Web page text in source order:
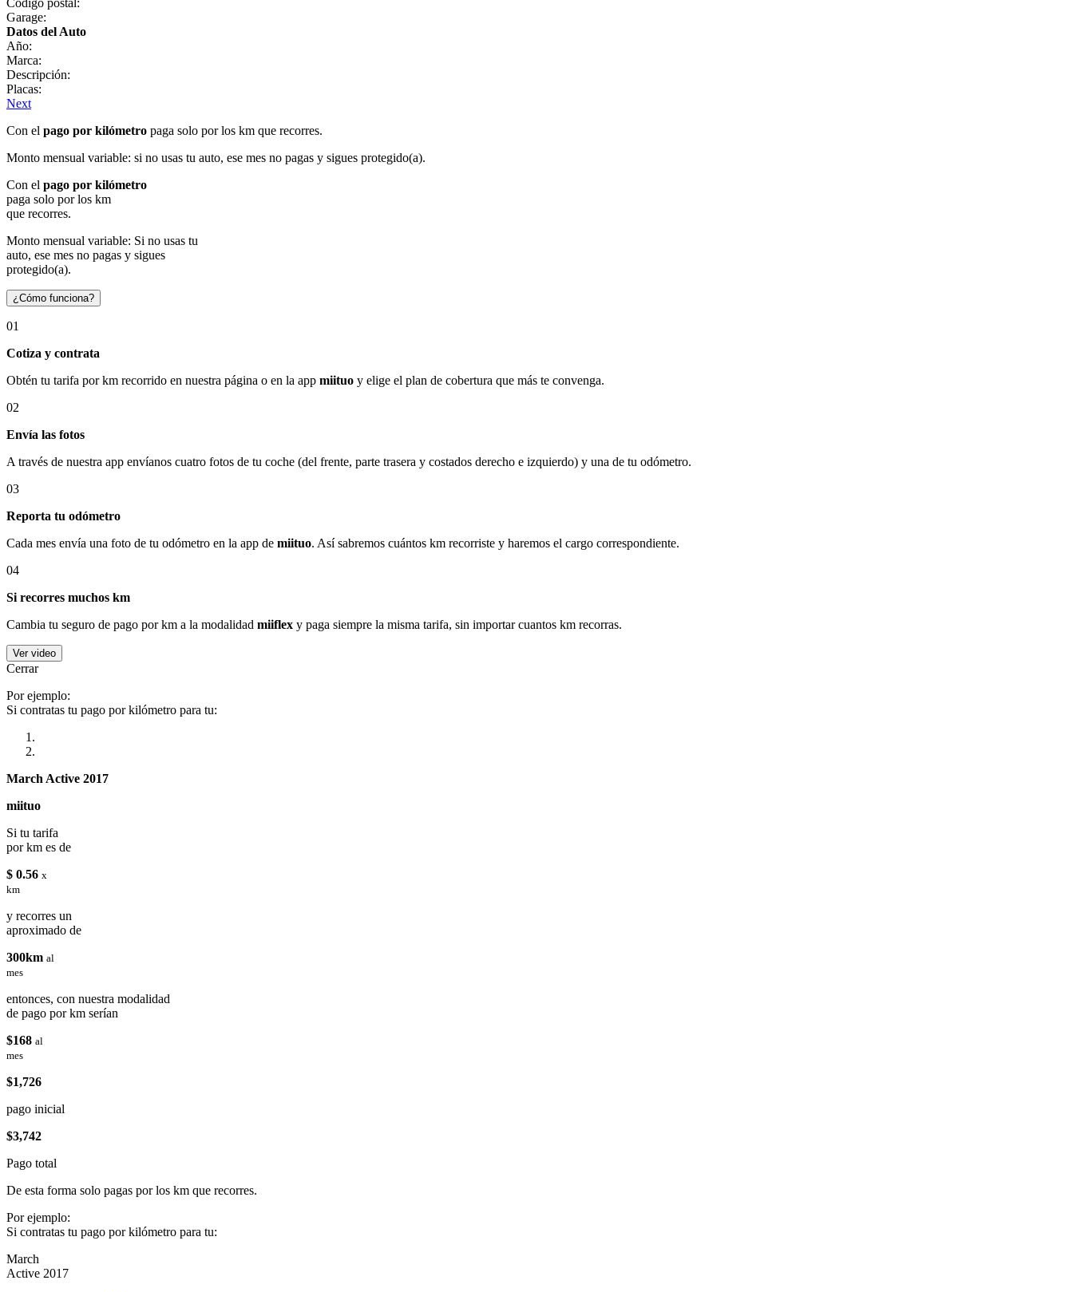
Garage:
Datos del Auto
Año:
Marca:
Descripción:
Placas:
Next
Con el pago por kilómetro paga solo por los km que recorres.
Monto mensual variable: si no usas tu auto, ese mes no pagas y sigues protegido(a).
Con el pago por kilómetro
paga solo por los km
que recorres.
Monto mensual variable: Si no usas tu
auto, ese mes no pagas y sigues
protegido(a).
¿Cómo funciona?
01
Cotiza y contrata
Obtén tu tarifa por km recorrido en nuestra página o en la app miituo y elige el plan de cobertura que más te convenga.
02
Envía las fotos
A través de nuestra app envíanos cuatro fotos de tu coche (del frente, parte trasera y costados derecho e izquierdo) y una de tu odómetro.
03
Reporta tu odómetro
Cada mes envía una foto de tu odómetro en la app de miituo. Así sabremos cuántos km recorriste y haremos el cargo correspondiente.
04
Si recorres muchos km
Cambia tu seguro de pago por km a la modalidad miiflex y paga siempre la misma tarifa, sin importar cuantos km recorras.
Ver video
Cerrar
Por ejemplo:
Si contratas tu pago por kilómetro para tu:
March Active 2017
miituo
Si tu tarifa
por km es de
$ 0.56 x
km
y recorres un
aproximado de
300km al
mes
entonces, con nuestra modalidad
de pago por km serían
$168 al
mes
$1,726
pago inicial
$3,742
Pago total
De esta forma solo pagas por los km que recorres.
Por ejemplo:
Si contratas tu pago por kilómetro para tu:
March
Active 2017